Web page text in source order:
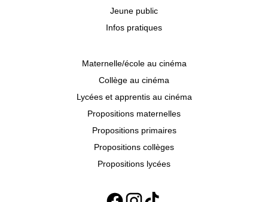
Jeune public
Infos pratiques
Maternelle/école au cinéma
Collège au cinéma
Lycées et apprentis au cinéma
Propositions maternelles
Propositions primaires
Propositions collèges
Propositions lycées